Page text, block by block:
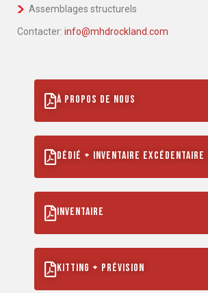
Assemblages structurels
Contacter: info@mhdrockland.com
À PROPOS DE NOUS
DÉDIÉ + INVENTAIRE EXCÉDENTAIRE
INVENTAIRE
KITTING + PRÉVISION